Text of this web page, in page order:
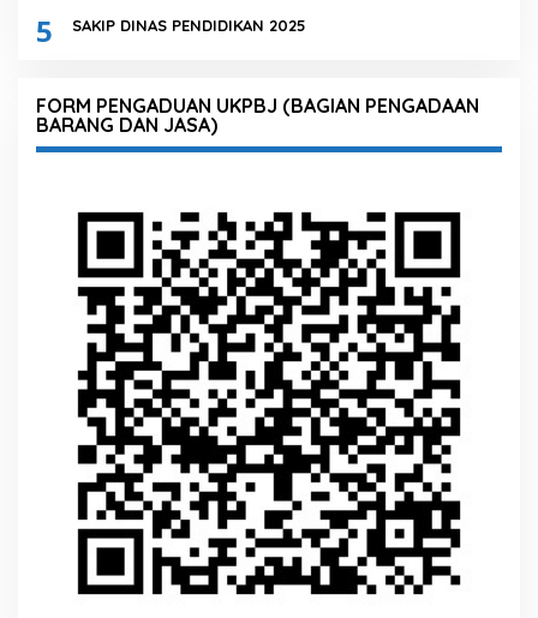
5 SAKIP DINAS PENDIDIKAN 2025
FORM PENGADUAN UKPBJ (BAGIAN PENGADAAN
BARANG DAN JASA)